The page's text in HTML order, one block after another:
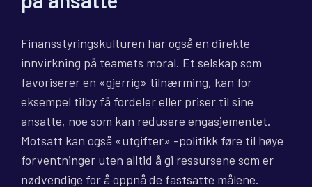
Finansstyringskulturen har også en direkte
innvirkning på teamets moral. Et selskap som
favoriserer en «gjerrig» tilnærming, kan for
eksempel tilby få fordeler eller priser til sine
ansatte, noe som kan redusere engasjementet.
Motsatt kan også «utgifter» -politikk føre til høye
forventninger uten alltid å gi ressursene som er
nødvendige for å oppnå de fastsatte målene.